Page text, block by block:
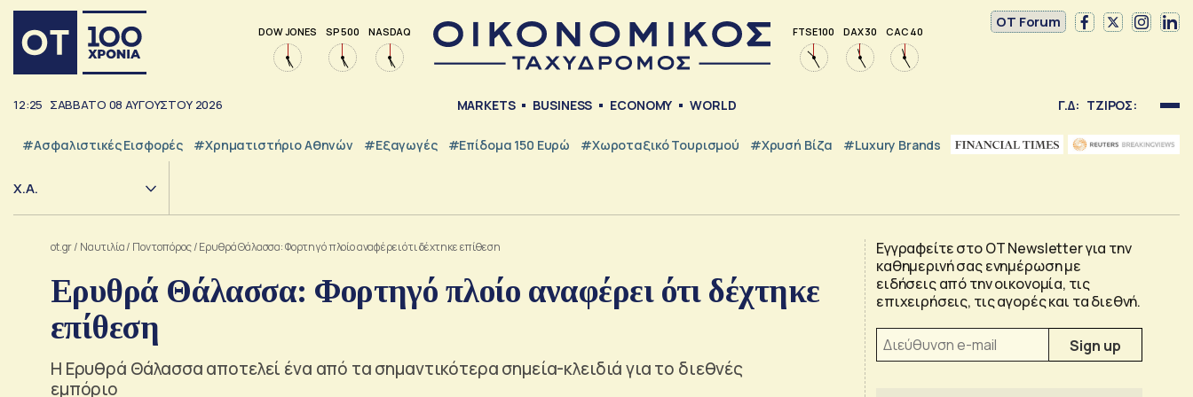
DOW JONES SP 500 NASDAQ FTSE 100 DAX 30 CAC 40
OT Forum
12:25 ΣΑΒΒΑΤΟ 08 ΑΥΓΟΥΣΤΟΥ 2026 MARKETS BUSINESS ECONOMY WORLD Γ.Δ: ΤΖΙΡΟΣ:
#Ασφαλιστικές Εισφορές #Χρηματιστήριο Αθηνών #εξαγωγές #Επίδομα 150 Ευρώ #Χωροταξικό Τουρισμού #Χρυσή Βίζα #luxury Brands
Χ.Α.
ot.gr/ Ναυτιλία/ Ποντοπόρος/Ερυθρά Θάλασσα: Φορτηγό πλοίο αναφέρει ότι δέχτηκε επίθεση
Ερυθρά Θάλασσα: Φορτηγό πλοίο αναφέρει ότι δέχτηκε
επίθεση
Η Ερυθρά Θάλασσα αποτελεί ένα από τα σημαντικότερα σημεία-κλειδιά για το διεθνές
εμπόριο
Εγγραφείτε στο OT Newsletter για την
καθημερινή σας ενημέρωση με
ειδήσεις από την οικονομία, τις
επιχειρήσεις, τις αγορές και τα διεθνή.